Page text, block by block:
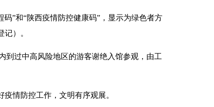
”和“陕西疫情防控健康码”，显示为绿色者方
）。
到过中高风险地区的游客谢绝入馆参观，由工
情防控工作，文明有序观展。